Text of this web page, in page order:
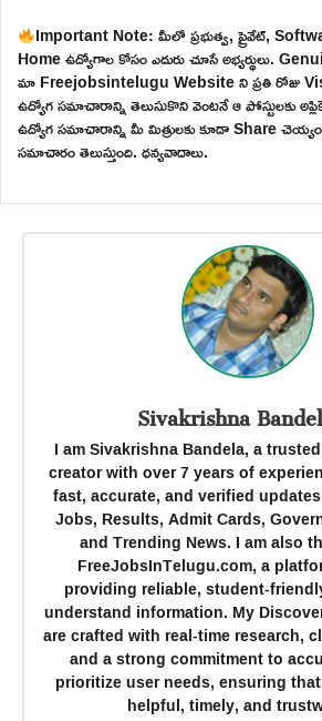
Important Note: మీలో ప్రభుత్వ, ప్రైవేట్,
Home ఉద్యోగాల కోసం ఎదురు చూసే అభ్యర్థులు.
మా Freejobsintelugu Website ని ప్రతి రోజు
ఉద్యోగ సమాచారాన్ని తెలుసుకొని వెంటనే ఆ పోస్టులకు
ఉద్యోగ సమాచారాన్ని మీ మిత్రులకు కూడా Share
సమాచారం తెలుస్తుంది. ధన్యవాదాలు.
Sivakrishna
I am Sivakrishna Bandela, a
creator with over 7 years of
fast, accurate, and verified
Jobs, Results, Admit Cards,
and Trending News. I am also
FreeJobsInTelugu.com, a
providing reliable, student-
understand information. My
are crafted with real-time research,
and a strong commitment to
prioritize user needs, ensuring
helpful, timely, and